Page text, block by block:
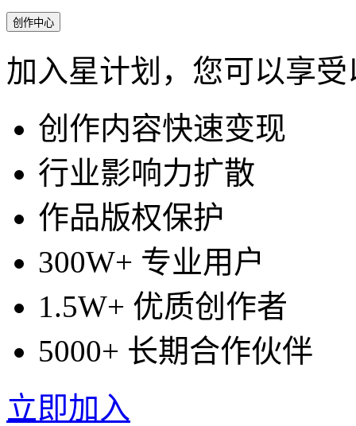
创作中心
加入星计划，您可以享
创作内容快速变现
行业影响力扩散
作品版权保护
300W+ 专业用户
1.5W+ 优质创作者
5000+ 长期合作伙伴
立即加入